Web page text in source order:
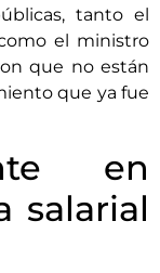
tanto el
el ministro
que no están
que ya fue
en
salarial